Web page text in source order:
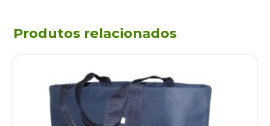
Produtos relacionados